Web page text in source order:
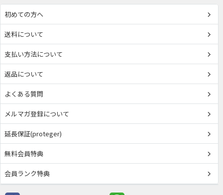
初めての方へ
送料について
支払い方法について
返品について
よくある質問
メルマガ登録について
延長保証(proteger)
無料会員特典
会員ランク特典